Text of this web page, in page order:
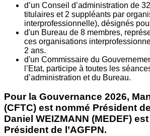
d’un Conseil d’administration de
titulaires et 2 suppléants par
interprofessionnelle), désignés
d'un Bureau de 8 membres,
ces organisations
2 ans.
d'un Commissaire du
l’Etat, participe à toutes les
d’administration et du Bureau.
Pour la Gouvernance 2026,
(CFTC) est nommé Président
Daniel WEIZMANN (MEDEF)
Président de l’AGFPN.